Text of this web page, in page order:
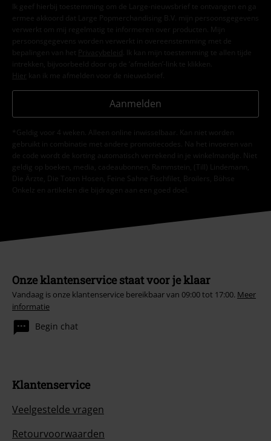
Ik geef hierbij toestemming om de Large-nieuwsbrief te ontvangen en ga
ermee akkoord dat Large Popmerchandising B.V. mijn persoonsgegevens
verwerkt om mij regelmatig te informeren over producten. Mijn
persoonsgegevens worden verwerkt in overeenstemming met de
bepalingen van het
Privacybeleid . Ik kan mijn toestemming te allen tijde
intrekken, bijvoorbeeld door op de ‘afmelden’-link te klikken.
Hier kan ik me afmelden voor de nieuwsbrief.
Aanmelden
*Geldig voor 4 weken. Alleen online inwisselbaar. Kan niet worden
gebruikt in combinatie met andere promotiecodes. Na het invoeren van
de code wordt de korting automatisch verrekend in je winkelmandje. Niet
geldig op boeken, media, cadeaubonnen, Rammstein, (Till) Lindemann,
Die Ärzte, Die Toten Hosen, Feine Sahne Fischfilet, Broilers, Böhse
Onkelz en artikelen die bijdragen aan een goed doel.
Onze klantenservice staat voor je klaar
Vandaag is onze klantenservice bereikbaar van 09:00 tot 17:00. Meer
informatie
Begin chat
Klantenservice
Veelgestelde vragen
Retourvoorwaarden